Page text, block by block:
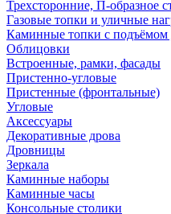
Трехсторонние, П-образное
Газовые топки и уличные
Каминные топки с подъёмом
Облицовки
Встроенные, рамки, фасады
Пристенно-угловые
Пристенные (фронтальные)
Угловые
Аксессуары
Декоративные дрова
Дровницы
Зеркала
Каминные наборы
Каминные часы
Консольные столики